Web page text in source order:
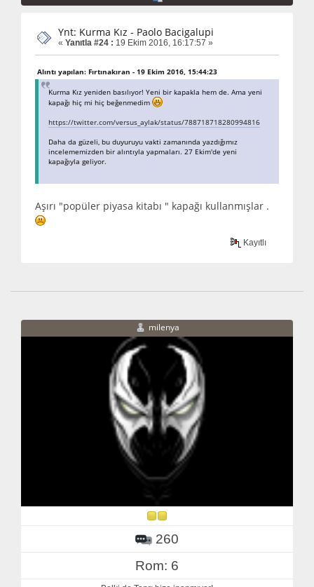
Ynt: Kurma Kız - Paolo Bacigalupi
« Yanıtla #24 : 19 Ekim 2016, 16:17:57 »
Alıntı yapılan: Fırtınakıran - 19 Ekim 2016, 15:44:23
Kurma Kız yeniden basılıyor! Yeni bir kapakla hem de. Ama yeni
kapağı hiç mi hiç beğenmedim
https://twitter.com/versus_aylak/status/788718718280994816
Daha da güzeli, bu duyuruyu vakti zamanında yazdığımız
incelememizden bir alıntıyla yapmaları. 27 Ekim'de yeni
kapağıyla geliyor.
Aşırı "popüler piyasa kitabı " kapağı kullanmışlar .
Kayıtlı
milenya
260
Rom: 6